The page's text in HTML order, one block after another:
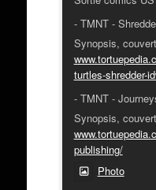
- TMNT -
Synopsis,
turtles-shredder-
- TMNT -
Synopsis,
publishing/
Photo